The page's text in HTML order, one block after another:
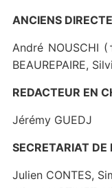
ANCIENS
André NOUSCHI
BEAUREPAIRE,
REDACTEUR EN
Jérémy GUEDJ
SECRETARIAT DE
Julien CONTES,